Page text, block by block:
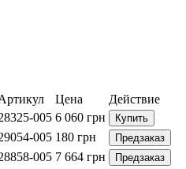
Цена
Действие
005 6 060 грн Купить
005 180 грн Предзаказ
005 7 664 грн Предзаказ